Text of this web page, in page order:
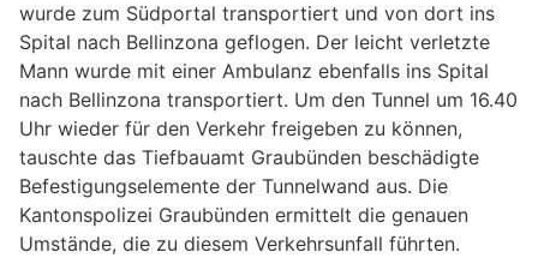
wurde zum Südportal transportiert und von dort ins
Spital nach Bellinzona geflogen. Der leicht verletzte
Mann wurde mit einer Ambulanz ebenfalls ins Spital
nach Bellinzona transportiert. Um den Tunnel um 16.40
Uhr wieder für den Verkehr freigeben zu können,
tauschte das Tiefbauamt Graubünden beschädigte
Befestigungselemente der Tunnelwand aus. Die
Kantonspolizei Graubünden ermittelt die genauen
Umstände, die zu diesem Verkehrsunfall führten.